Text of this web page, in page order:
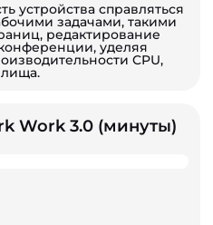
устройства справляться
задачами, такими
редактирование
уделяя
CPU,
Work 3.0 (минуты)